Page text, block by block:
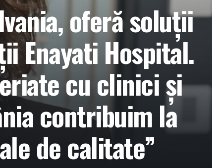
oferă soluții
Enayati Hospital.
cu clinici și
contribuim la
de calitate”